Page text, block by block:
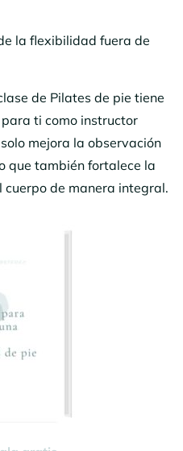
la flexibilidad fuera de
de Pilates de pie tiene
ti como instructor
mejora la observación
que también fortalece la
de manera integral.